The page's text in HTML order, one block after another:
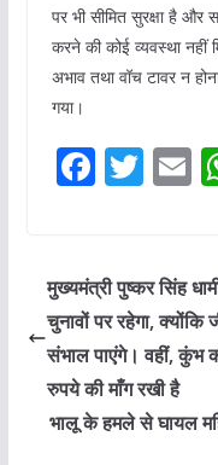
पर भी सीमित सुरक्षा है और
करने की कोई व्यवस्था नहीं
अभाव तथा वॉच टावर न
गया।
F
e
b
o
o
k
T
er
E
l
मुख्यमंत्री पुष्कर सिंह
चुनावों पर रहेगा, क्योंकि
संभाल पाएंगे। वहीं, कुंभ
रुपये की माँग रखी है
भालू के हमले से घायल